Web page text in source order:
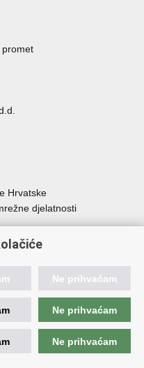
promet
Hrvatske
djelatnosti
usluga
Franjo Tuđman
Ne prihvaćam
Ne prihvaćam
Ne prihvaćam